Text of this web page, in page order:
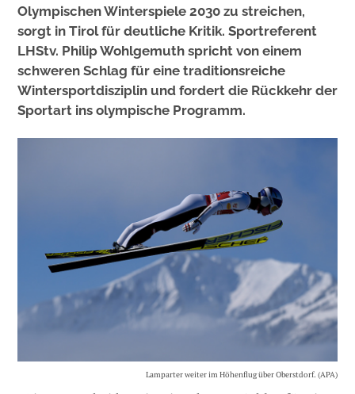
Olympischen Winterspiele 2030 zu streichen,
sorgt in Tirol für deutliche Kritik. Sportreferent
LHStv. Philip Wohlgemuth spricht von einem
schweren Schlag für eine traditionsreiche
Wintersportdisziplin und fordert die Rückkehr der
Sportart ins olympische Programm.
Lamparter weiter im Höhenflug über Oberstdorf. (APA)